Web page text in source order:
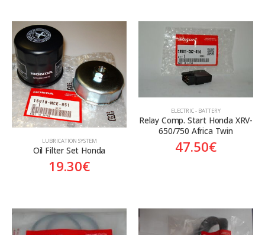
LUBRICATION SYSTEM
Oil Filter Set Honda
19.30€
ELECTRIC - BATTERY
Relay Comp. Start Honda XRV-
650/750 Africa Twin
47.50€